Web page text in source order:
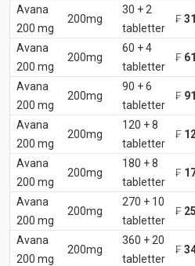
Avana
200 mg
200mg
30 + 2
tabletter
₣
Avana
200 mg
200mg
60 + 4
tabletter
₣
Avana
200 mg
200mg
90 + 6
tabletter
₣
Avana
200 mg
200mg
120 + 8
tabletter
₣
Avana
200 mg
200mg
180 + 8
tabletter
₣
Avana
200 mg
200mg
270 + 10
tabletter
₣
Avana
200 mg
200mg
360 + 20
tabletter
₣